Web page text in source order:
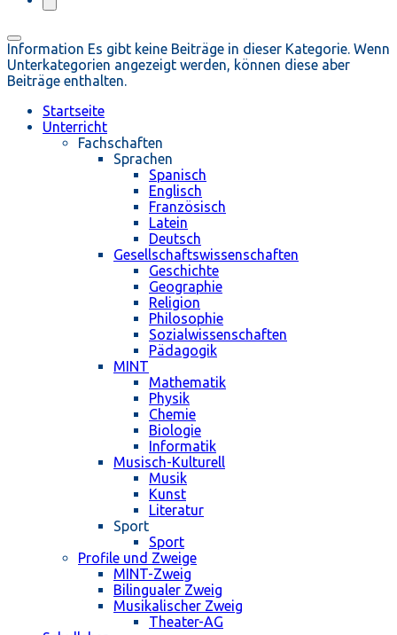
Information Es gibt keine Beiträge in dieser Kategorie. Wenn
Unterkategorien angezeigt werden, können diese aber
Beiträge enthalten.
Startseite
Unterricht
Fachschaften
Sprachen
Spanisch
Englisch
Französisch
Latein
Deutsch
Gesellschaftswissenschaften
Geschichte
Geographie
Religion
Philosophie
Sozialwissenschaften
Pädagogik
MINT
Mathematik
Physik
Chemie
Biologie
Informatik
Musisch-Kulturell
Musik
Kunst
Literatur
Sport
Sport
Profile und Zweige
MINT-Zweig
Bilingualer Zweig
Musikalischer Zweig
Theater-AG